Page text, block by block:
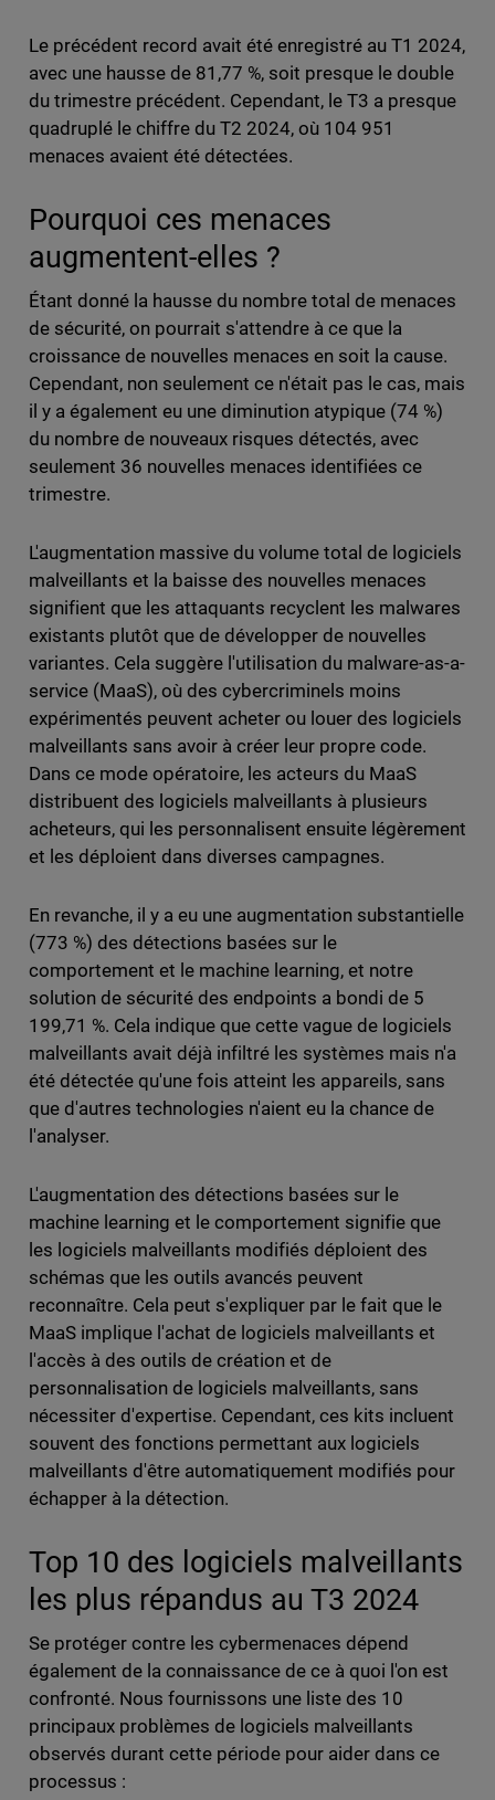
Le précédent record avait été enregistré au T1 2024,
avec une hausse de 81,77 %, soit presque le double
du trimestre précédent. Cependant, le T3 a presque
quadruplé le chiffre du T2 2024, où 104 951
menaces avaient été détectées.
Pourquoi ces menaces
augmentent-elles ?
Étant donné la hausse du nombre total de menaces
de sécurité, on pourrait s'attendre à ce que la
croissance de nouvelles menaces en soit la cause.
Cependant, non seulement ce n'était pas le cas, mais
il y a également eu une diminution atypique (74 %)
du nombre de nouveaux risques détectés, avec
seulement 36 nouvelles menaces identifiées ce
trimestre.
L'augmentation massive du volume total de logiciels
malveillants et la baisse des nouvelles menaces
signifient que les attaquants recyclent les malwares
existants plutôt que de développer de nouvelles
variantes. Cela suggère l'utilisation du malware-as-a-
service (MaaS), où des cybercriminels moins
expérimentés peuvent acheter ou louer des logiciels
malveillants sans avoir à créer leur propre code.
Dans ce mode opératoire, les acteurs du MaaS
distribuent des logiciels malveillants à plusieurs
acheteurs, qui les personnalisent ensuite légèrement
et les déploient dans diverses campagnes.
En revanche, il y a eu une augmentation substantielle
(773 %) des détections basées sur le
comportement et le machine learning, et notre
solution de sécurité des endpoints a bondi de 5
199,71 %. Cela indique que cette vague de logiciels
malveillants avait déjà infiltré les systèmes mais n'a
été détectée qu'une fois atteint les appareils, sans
que d'autres technologies n'aient eu la chance de
l'analyser.
L'augmentation des détections basées sur le
machine learning et le comportement signifie que
les logiciels malveillants modifiés déploient des
schémas que les outils avancés peuvent
reconnaître. Cela peut s'expliquer par le fait que le
MaaS implique l'achat de logiciels malveillants et
l'accès à des outils de création et de
personnalisation de logiciels malveillants, sans
nécessiter d'expertise. Cependant, ces kits incluent
souvent des fonctions permettant aux logiciels
malveillants d'être automatiquement modifiés pour
échapper à la détection.
Top 10 des logiciels malveillants
les plus répandus au T3 2024
Se protéger contre les cybermenaces dépend
également de la connaissance de ce à quoi l'on est
confronté. Nous fournissons une liste des 10
principaux problèmes de logiciels malveillants
observés durant cette période pour aider dans ce
processus :